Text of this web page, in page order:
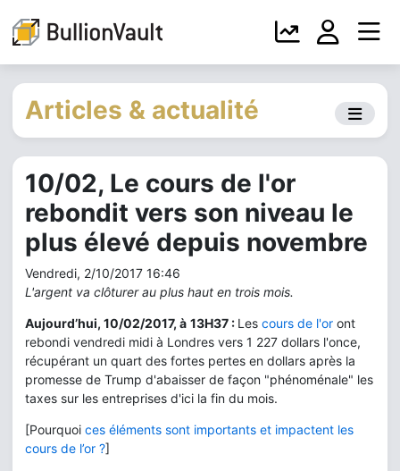
Articles & actualité
10/02, Le cours de l'or
rebondit vers son niveau le
plus élevé depuis novembre
Vendredi, 2/10/2017 16:46
L'argent va clôturer au plus haut en trois mois.
Aujourd’hui, 10/02/2017, à 13H37 : Les cours de l'or ont
rebondi vendredi midi à Londres vers 1 227 dollars l'once,
récupérant un quart des fortes pertes en dollars après la
promesse de Trump d'abaisser de façon "phénoménale" les
taxes sur les entreprises d'ici la fin du mois.
[Pourquoi ces éléments sont importants et impactent les
cours de l’or ?]